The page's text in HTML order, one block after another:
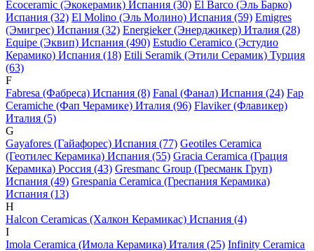
Ecoceramic (Экокерамик) Испания (30) El Barco (Эль Барко)
Испания (32) El Molino (Эль Молино) Испания (59) Emigres
(Эмигрес) Испания (32) Energieker (Энерджикер) Италия (28)
Equipe (Эквип) Испания (490) Estudio Ceramico (Эстудио
Керамико) Испания (18) Etili Seramik (Этили Серамик) Турция
(63)
F
Fabresa (Фабреса) Испания (8) Fanal (Фанал) Испания (24) Fap
Ceramiche (Фап Черамике) Италия (96) Flaviker (Флавикер)
Италия (5)
G
Gayafores (Гайафорес) Испания (77) Geotiles Ceramica
(Геотилес Керамика) Испания (55) Gracia Ceramica (Грация
Керамика) Россия (43) Gresmanc Group (Гресманк Груп)
Испания (49) Grespania Ceramica (Греспания Керамика)
Испания (13)
H
Halcon Ceramicas (Халкон Керамикас) Испания (4)
I
Imola Ceramica (Имола Керамика) Италия (25) Infinity Ceramica